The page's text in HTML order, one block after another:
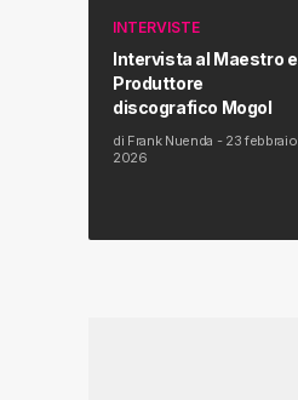
INTERVISTE
Intervista al Maestro e
Produttore
discografico Mogol
di Frank Nuenda - 23 febbraio
2026